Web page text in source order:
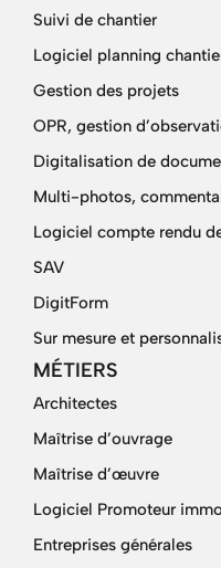
Suivi de chantier
Logiciel planning
Gestion des projets
OPR, gestion
Digitalisation de
Multi-photos,
Logiciel compte rendu
SAV
DigitForm
Sur mesure et
MÉTIERS
Architectes
Maîtrise d’ouvrage
Maîtrise d’œuvre
Logiciel Promoteur
Entreprises générales